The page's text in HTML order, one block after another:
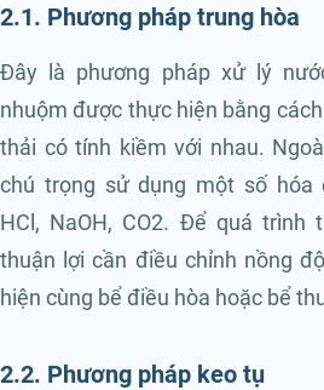
2.1. Phương pháp trung hòa
Đây là phương pháp xử lý
nhuộm được thực hiện bằng
thải có tính kiềm với nhau.
chú trọng sử dụng một số hóa
HCl, NaOH, CO2. Để quá trình
thuận lợi cần điều chỉnh nồng
hiện cùng bể điều hòa hoặc bể
2.2. Phương pháp keo tụ